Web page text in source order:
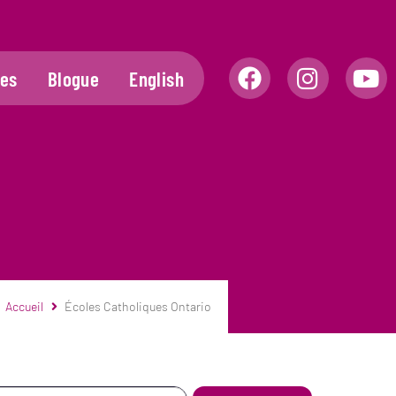
Blogue English
Accueil Écoles Catholiques Ontario